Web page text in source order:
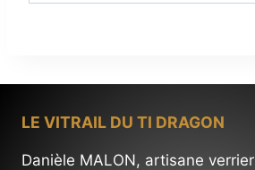
LE VITRAIL DU TI DRAGON
Danièle MALON, artisane verrier